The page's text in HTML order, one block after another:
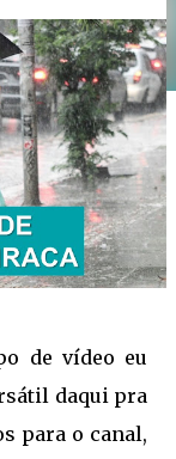
de vídeo eu
daqui pra
para o canal,